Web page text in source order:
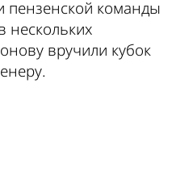
пензенской команды
вручили кубок